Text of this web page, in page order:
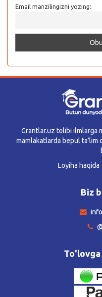
Email manzilingizni yozing:
Grantlar.uz tolibi ilmlarga
mamlakatlarda bepul
Loyiha haqida
Biz